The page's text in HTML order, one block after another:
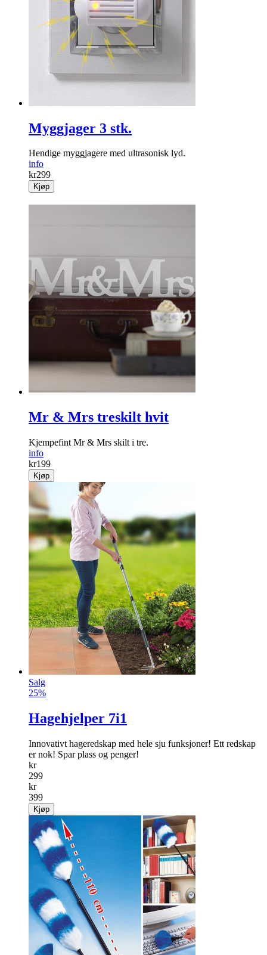
Myggjager 3 stk.
Hendige mygg­jagere med ultrasonisk lyd.
info
kr299
Kjøp
Mr & Mrs treskilt hvit
Kjempefint Mr & Mrs skilt i tre.
info
kr199
Kjøp
Salg
25%
Hagehjelper 7i1
Innovativt hageredskap med hele sju funksjoner! Ett redskap
er nok! Spar plass og penger!
kr
299
kr
399
Kjøp